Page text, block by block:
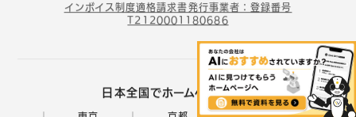
インボイス制度適格請求書発行事業者：登録番号
T2120001180686
日本全国でホームページ制作